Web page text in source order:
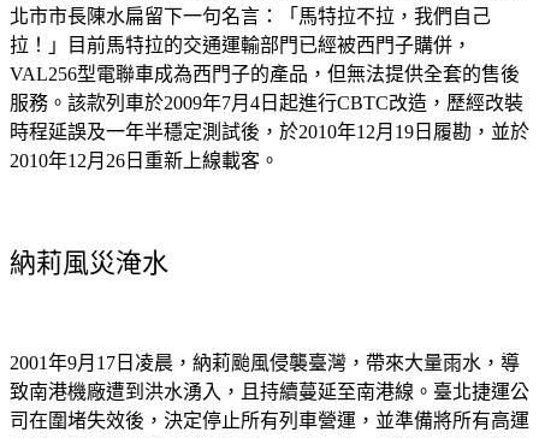
北市市長陳水扁留下一句名言：「馬特拉不拉，我們自己
拉！」目前馬特拉的交通運輸部門已經被西門子購併，
VAL256型電聯車成為西門子的產品，但無法提供全套的售後
服務。該款列車於2009年7月4日起進行CBTC改造，歷經改裝
時程延誤及一年半穩定測試後，於2010年12月19日履勘，並於
2010年12月26日重新上線載客。
納莉風災淹水
2001年9月17日凌晨，納莉颱風侵襲臺灣，帶來大量雨水，導
致南港機廠遭到洪水湧入，且持續蔓延至南港線。臺北捷運公
司在圍堵失效後，決定停止所有列車營運，並準備將所有高運